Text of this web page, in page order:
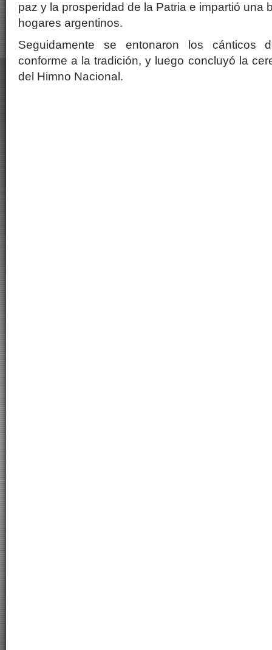
paz y la prosperidad de la Patria e impartió una
hogares argentinos.
Seguidamente se entonaron los cánticos
conforme a la tradición, y luego concluyó la
del Himno Nacional.